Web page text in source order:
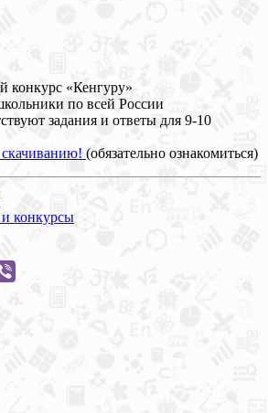
конкурс «Кенгуру»
по всей России
задания и ответы для 9-10
(обязательно ознакомиться)
конкурсы